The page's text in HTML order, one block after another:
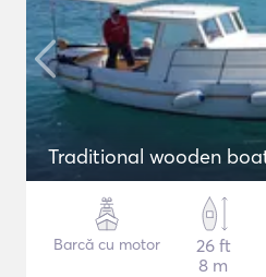
Traditional wooden
Barcă cu motor
26 ft
8 m